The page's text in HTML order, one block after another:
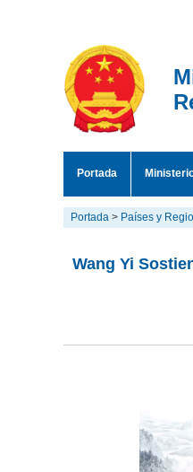
Portada
Portada > Países y
Wang Yi